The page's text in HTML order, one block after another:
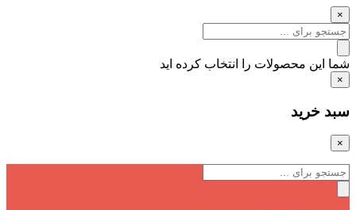
×
شما این محصولات را انتخاب کرده اید
×
سبد خرید
×